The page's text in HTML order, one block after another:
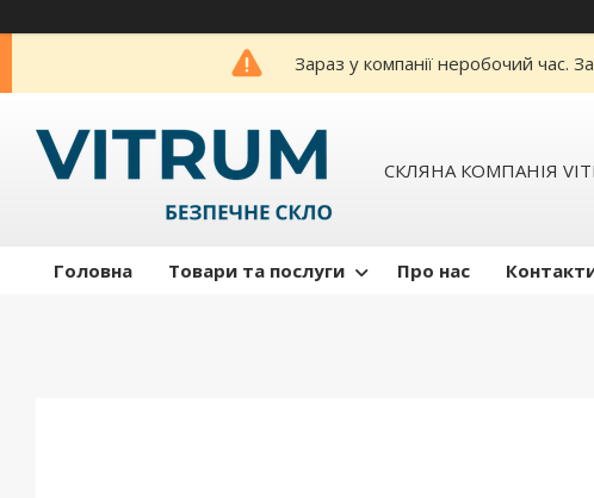
Зараз у компанії неробочий час.
СКЛЯНА КОМПАНІЯ
Головна Товари та послуги Про нас